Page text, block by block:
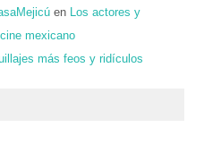
en
Los actores y
mexicano
más feos y ridículos